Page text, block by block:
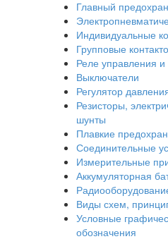
Главный
Индивидуальные
Групповые
Реле управления
Выключатели
Регулятор
Резисторы,
шунты
Плавкие
Соединительные
Измерительные
Аккумуляторная
Виды схем,
Условные
обозначения